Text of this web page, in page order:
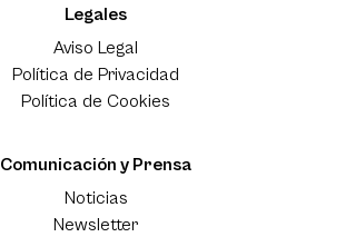
Legales
Aviso Legal
Política de Privacidad
Política de Cookies
Comunicación y Prensa
Noticias
Newsletter